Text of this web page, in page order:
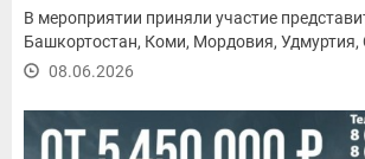
В мероприятии приняли участие
Башкортостан, Коми, Мордовия, Удмуртия,
08.06.2026